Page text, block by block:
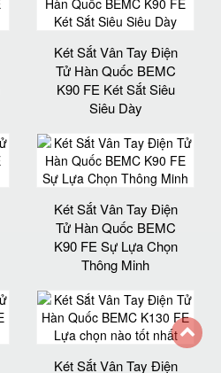
Két Sắt Vân Tay Điện
Tử Hàn Quốc BEMC
K90 FE Két Sắt Siêu
Siêu Dày
Két Sắt Vân Tay Điện
Tử Hàn Quốc BEMC
K90 FE Sự Lựa Chọn
Thông Minh
Két Sắt Vân Tay Điệnback